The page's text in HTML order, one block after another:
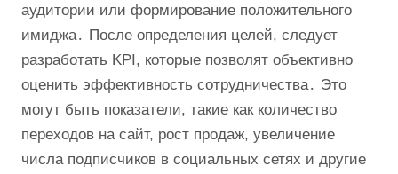
аудитории или формирование положительного
имиджа․ После определения целей, следует
разработать KPI, которые позволят объективно
оценить эффективность сотрудничества․ Это
могут быть показатели, такие как количество
переходов на сайт, рост продаж, увеличение
числа подписчиков в социальных сетях и другие